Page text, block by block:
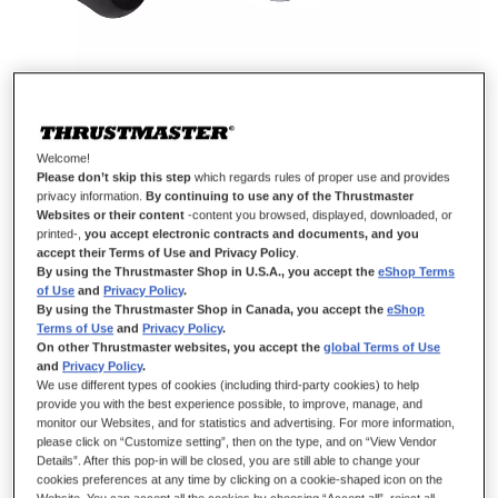
FIXATION KIT - TH8 / TH8A
DISPONIBLE
Sistema de montaje de aluminio para las cajas de cambio de
Thrustmaster.
16,99 €
AÑADIR AL CARRITO
Welcome!
Please don’t skip this step which regards rules of proper use and provides
privacy information.By continuing to use any of the Thrustmaster
Websites or their content -content you browsed, displayed, downloaded, or
printed-,you accept electronic contracts and documents, and you
accept their Terms of Use and Privacy Policy
By using the Thrustmaster Shop in U.S.A., you accept theeShop Terms
of Use andPrivacy Policy.
By using the Thrustmaster Shop in Canada, you accept theeShop
Terms of Use andPrivacy Policy.
On other Thrustmaster websites, you accept theglobal Terms of Use
andPrivacy Policy.
We use different types of cookies (including third-party cookies) to help
provide you with the best experience possible, to improve, manage, and
monitor our Websites, and for statistics and advertising. For more information,
please click on “Customize setting”, then on the type, and on “View Vendor
Details”. After this pop-in will be closed, you are still able to change your
cookies preferences at any time by clicking on a cookie-shaped icon on the